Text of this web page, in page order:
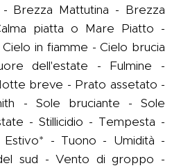
Brezza Mattutina - Brezza
piatta o Mare Piatto -
in fiamme - Cielo brucia
dell'estate - Fulmine -
breve - Prato assetato -
- Sole bruciante - Sole
- Stillicidio - Tempesta -
- Tuono - Umidità -
sud - Vento di groppo -